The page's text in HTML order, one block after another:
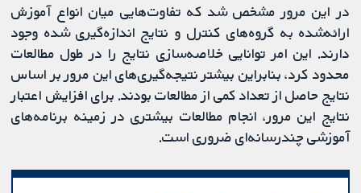
در این مرور مشخص شد که تفاوت‌هایی میان انواع آموزش
ارائه‌شده به گروه‌های کنترل و نتایج اندازه‌گیری شده وجود
دارند. این امر توانایی خلاصه‌سازی نتایج را در طول مطالعات
محدود کرد، بنابراین بیشتر نتیجه‌گیری‌های این مرور بر اساس
نتایج حاصل از تعداد کمی از مطالعات بودند. برای افزایش اعتبار
نتایج این مرور، انجام مطالعات بیشتری در زمینه برنامه‌های
آموزشی چندرسانه‌ای ضروری است.